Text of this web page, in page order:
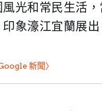
光和常民生活
象濠江宜蘭展
新聞〉